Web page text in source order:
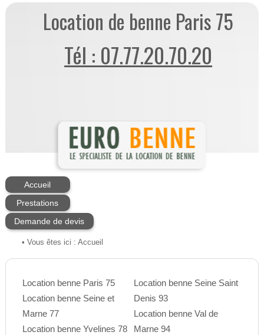
Location de benne Paris 75
Tél : 07.77.20.70.20
Accueil
Prestations
Demande de devis
• Vous êtes ici : Accueil
Location benne Paris 75
Location benne Seine et
Marne 77
Location benne Yvelines 78
Location benne Seine Saint
Denis 93
Location benne Val de
Marne 94